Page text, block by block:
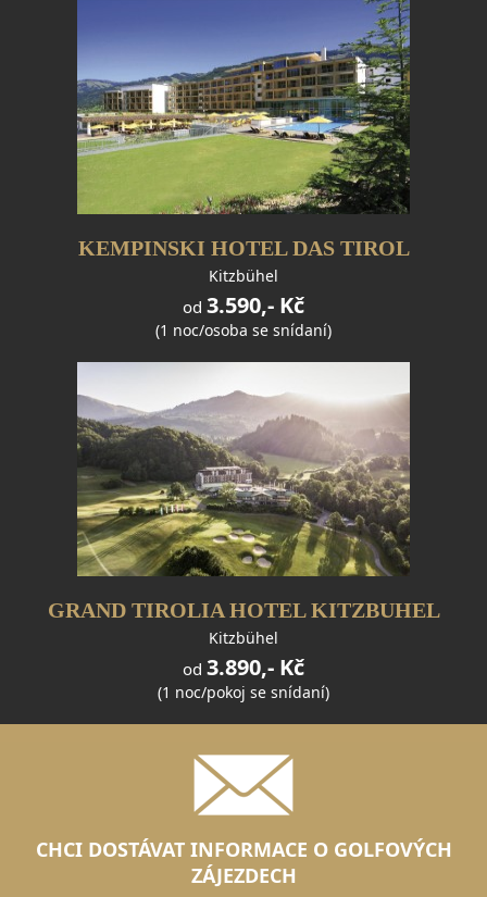
KEMPINSKI HOTEL DAS TIROL
Kitzbühel
od 3.590,- Kč
(1 noc/osoba se snídaní)
GRAND TIROLIA HOTEL KITZBUHEL
Kitzbühel
od 3.890,- Kč
(1 noc/pokoj se snídaní)
CHCI DOSTÁVAT INFORMACE O GOLFOVÝCH
ZÁJEZDECH